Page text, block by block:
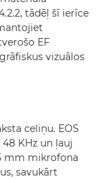
tādēļ šī ierīce
EF
vizuālos
celiņu. EOS
KHz un ļauj
mm mikrofona
savukārt